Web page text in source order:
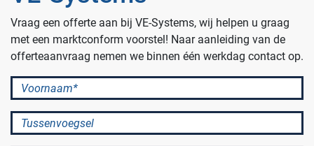
Vraag een offerte aan bij VE-Systems, wij helpen u graag
met een marktconform voorstel! Naar aanleiding van de
offerteaanvraag nemen we binnen één werkdag contact op.
Voornaam*
Tussenvoegsel
Logistiek en opslag
Farmaceutische industrie
Werkplekinrichting